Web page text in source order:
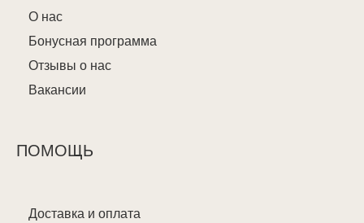
О нас
Бонусная программа
Отзывы о нас
Вакансии
ПОМОЩЬ
Доставка и оплата